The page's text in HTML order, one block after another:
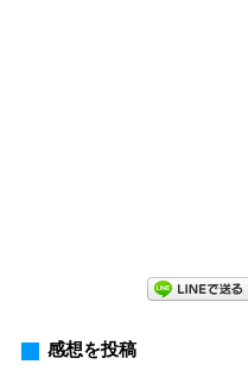
感想を投稿